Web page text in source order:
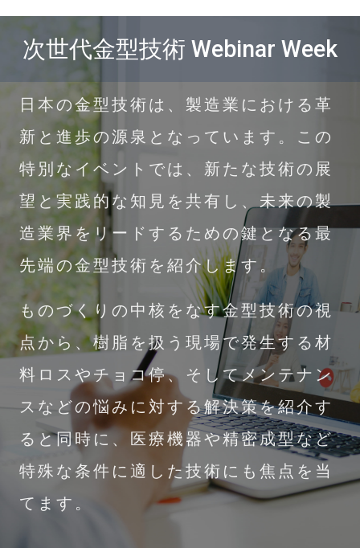
次世代⾦型技術 Webinar Week
日本の金型技術は、製造業における革
新と進歩の源泉となっています。この
特別なイベントでは、新たな技術の展
望と実践的な知見を共有し、未来の製
造業界をリードするための鍵となる最
先端の金型技術を紹介します。
ものづくりの中核をなす金型技術の視
点から、樹脂を扱う現場で発生する材
料ロスやチョコ停、そしてメンテナン
スなどの悩みに対する解決策を紹介す
ると同時に、医療機器や精密成型など
特殊な条件に適した技術にも焦点を当
てます。